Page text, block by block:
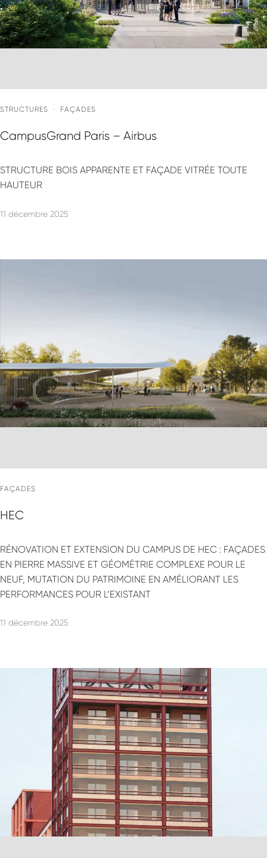
Projets
–
Nos expertises
–
Une équipe unique
STRUCTURES · FAÇADES
CampusGrand Paris – Airbus
STRUCTURE BOIS APPARENTE ET FAÇADE VITRÉE TOUTE
HAUTEUR
11 décembre 2025
FAÇADES
HEC
RÉNOVATION ET EXTENSION DU CAMPUS DE HEC : FAÇADES
EN PIERRE MASSIVE ET GÉOMÉTRIE COMPLEXE POUR LE
NEUF, MUTATION DU PATRIMOINE EN AMÉLIORANT LES
PERFORMANCES POUR L’EXISTANT
11 décembre 2025